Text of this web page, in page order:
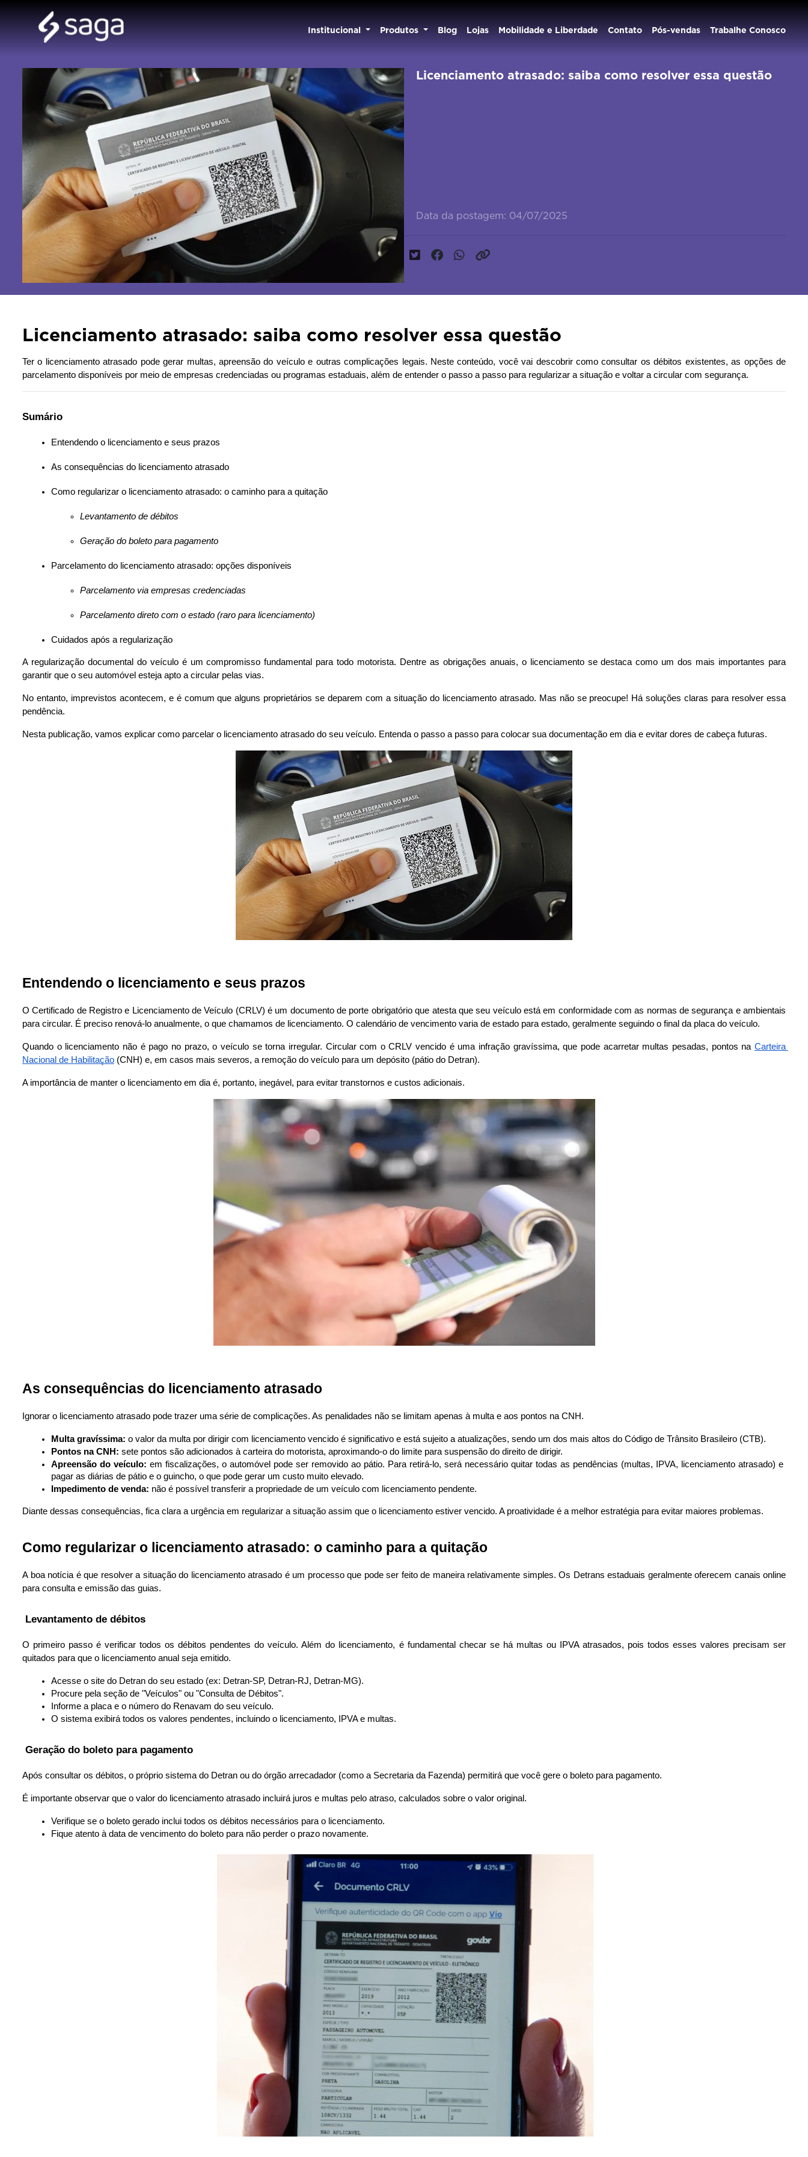
Institucional Produtos Blog Lojas Mobilidade e Liberdade Contato Pós-vendas Trabalhe Conosco
Licenciamento atrasado: saiba como resolver essa questão
Data da postagem: 04/07/2025
Licenciamento atrasado: saiba como resolver essa questão
Ter o licenciamento atrasado pode gerar multas, apreensão do veículo e outras complicações legais. Neste conteúdo, você vai descobrir como consultar os débitos existentes, as opções de
parcelamento disponíveis por meio de empresas credenciadas ou programas estaduais, além de entender o passo a passo para regularizar a situação e voltar a circular com segurança.
Sumário
Entendendo o licenciamento e seus prazos
As consequências do licenciamento atrasado
Como regularizar o licenciamento atrasado: o caminho para a quitação
Levantamento de débitos
Geração do boleto para pagamento
Parcelamento do licenciamento atrasado: opções disponíveis
Parcelamento via empresas credenciadas
Parcelamento direto com o estado (raro para licenciamento)
Cuidados após a regularização
A regularização documental do veículo é um compromisso fundamental para todo motorista. Dentre as obrigações anuais, o licenciamento se destaca como um dos mais importantes para
garantir que o seu automóvel esteja apto a circular pelas vias.
No entanto, imprevistos acontecem, e é comum que alguns proprietários se deparem com a situação do licenciamento atrasado. Mas não se preocupe! Há soluções claras para resolver essa
pendência.
Nesta publicação, vamos explicar como parcelar o licenciamento atrasado do seu veículo. Entenda o passo a passo para colocar sua documentação em dia e evitar dores de cabeça futuras.
Entendendo o licenciamento e seus prazos
O Certificado de Registro e Licenciamento de Veículo (CRLV) é um documento de porte obrigatório que atesta que seu veículo está em conformidade com as normas de segurança e ambientais
para circular. É preciso renová-lo anualmente, o que chamamos de licenciamento. O calendário de vencimento varia de estado para estado, geralmente seguindo o final da placa do veículo.
Quando o licenciamento não é pago no prazo, o veículo se torna irregular. Circular com o CRLV vencido é uma infração gravíssima, que pode acarretar multas pesadas, pontos na Carteira
Nacional de Habilitação (CNH) e, em casos mais severos, a remoção do veículo para um depósito (pátio do Detran).
A importância de manter o licenciamento em dia é, portanto, inegável, para evitar transtornos e custos adicionais.
As consequências do licenciamento atrasado
Ignorar o licenciamento atrasado pode trazer uma série de complicações. As penalidades não se limitam apenas à multa e aos pontos na CNH.
Multa gravíssima: o valor da multa por dirigir com licenciamento vencido é significativo e está sujeito a atualizações, sendo um dos mais altos do Código de Trânsito Brasileiro (CTB).
Pontos na CNH: sete pontos são adicionados à carteira do motorista, aproximando-o do limite para suspensão do direito de dirigir.
Apreensão do veículo: em fiscalizações, o automóvel pode ser removido ao pátio. Para retirá-lo, será necessário quitar todas as pendências (multas, IPVA, licenciamento atrasado) e
pagar as diárias de pátio e o guincho, o que pode gerar um custo muito elevado.
Impedimento de venda: não é possível transferir a propriedade de um veículo com licenciamento pendente.
Diante dessas consequências, fica clara a urgência em regularizar a situação assim que o licenciamento estiver vencido. A proatividade é a melhor estratégia para evitar maiores problemas.
Como regularizar o licenciamento atrasado: o caminho para a quitação
A boa notícia é que resolver a situação do licenciamento atrasado é um processo que pode ser feito de maneira relativamente simples. Os Detrans estaduais geralmente oferecem canais online
para consulta e emissão das guias.
Levantamento de débitos
O primeiro passo é verificar todos os débitos pendentes do veículo. Além do licenciamento, é fundamental checar se há multas ou IPVA atrasados, pois todos esses valores precisam ser
quitados para que o licenciamento anual seja emitido.
Acesse o site do Detran do seu estado (ex: Detran-SP, Detran-RJ, Detran-MG).
Procure pela seção de "Veículos" ou "Consulta de Débitos".
Informe a placa e o número do Renavam do seu veículo.
O sistema exibirá todos os valores pendentes, incluindo o licenciamento, IPVA e multas.
Geração do boleto para pagamento
Após consultar os débitos, o próprio sistema do Detran ou do órgão arrecadador (como a Secretaria da Fazenda) permitirá que você gere o boleto para pagamento.
É importante observar que o valor do licenciamento atrasado incluirá juros e multas pelo atraso, calculados sobre o valor original.
Verifique se o boleto gerado inclui todos os débitos necessários para o licenciamento.
Fique atento à data de vencimento do boleto para não perder o prazo novamente.